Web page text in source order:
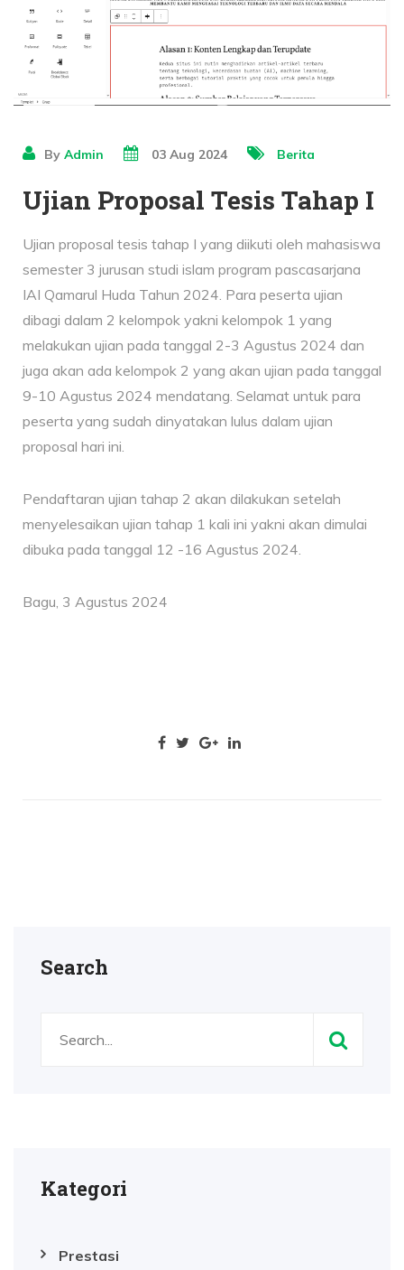
By Admin 03 Aug 2024 Berita
Ujian Proposal Tesis Tahap I
Ujian proposal tesis tahap I yang diikuti oleh mahasiswa
semester 3 jurusan studi islam program pascasarjana
IAI Qamarul Huda Tahun 2024. Para peserta ujian
dibagi dalam 2 kelompok yakni kelompok 1 yang
melakukan ujian pada tanggal 2-3 Agustus 2024 dan
juga akan ada kelompok 2 yang akan ujian pada tanggal
9-10 Agustus 2024 mendatang. Selamat untuk para
peserta yang sudah dinyatakan lulus dalam ujian
proposal hari ini.
Pendaftaran ujian tahap 2 akan dilakukan setelah
menyelesaikan ujian tahap 1 kali ini yakni akan dimulai
dibuka pada tanggal 12 -16 Agustus 2024.
Bagu, 3 Agustus 2024
Search
Kategori
Prestasi